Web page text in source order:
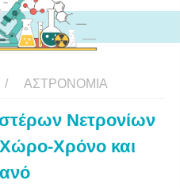
ΑΣΤΡΟΝΟΜΊΑ
Νετρονίων
Χρόνο και